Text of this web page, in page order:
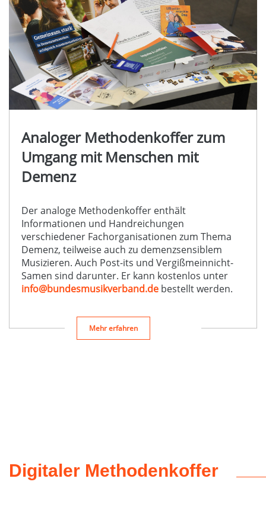
Analoger Methodenkoffer zum
Umgang mit Menschen mit
Demenz
Der analoge Methodenkoffer enthält
Informationen und Handreichungen
verschiedener Fachorganisationen zum Thema
Demenz, teilweise auch zu demenzsensiblem
Musizieren. Auch Post-its und Vergißmeinnicht-
Samen sind darunter. Er kann kostenlos unter
info@bundesmusikverband.de bestellt werden.
Mehr erfahren
Digitaler Methodenkoffer